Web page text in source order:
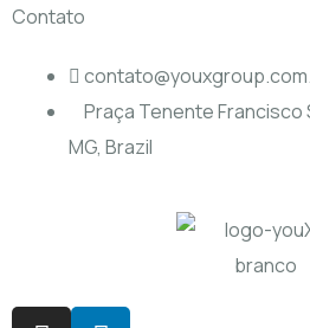
Contato
Praça Tenente Francisco
MG, Brazil